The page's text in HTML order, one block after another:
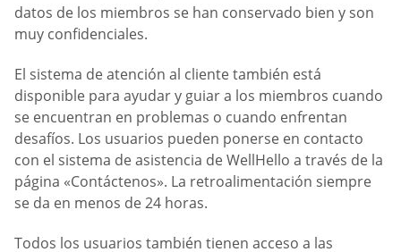
datos de los miembros se han conservado bien y son
muy confidenciales.
El sistema de atención al cliente también está
disponible para ayudar y guiar a los miembros cuando
se encuentran en problemas o cuando enfrentan
desafíos. Los usuarios pueden ponerse en contacto
con el sistema de asistencia de WellHello a través de la
página «Contáctenos». La retroalimentación siempre
se da en menos de 24 horas.
Todos los usuarios también tienen acceso a las